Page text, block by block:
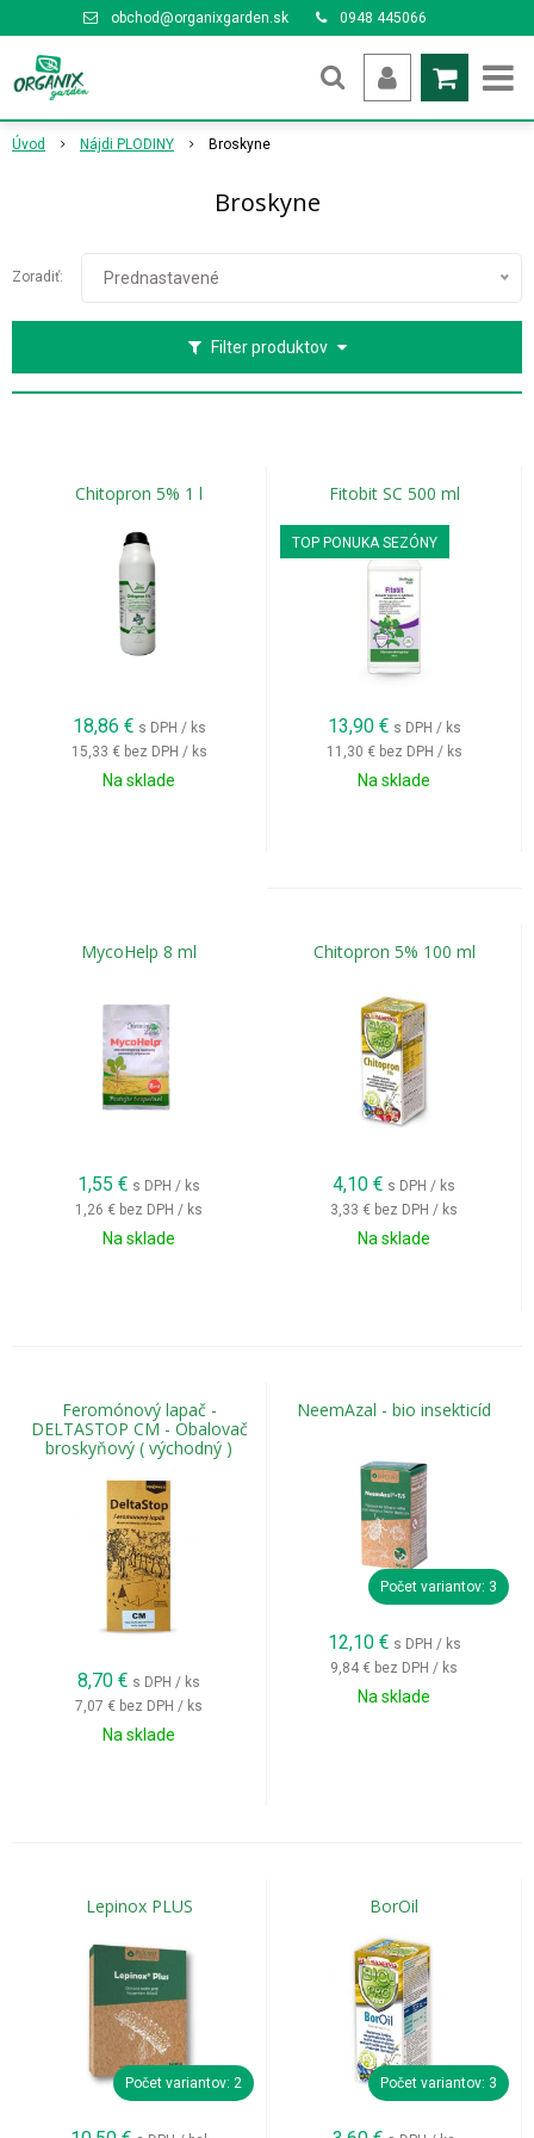
obchod@organixgarden.sk 0948 445066
Úvod Nájdi PLODINY Broskyne
Broskyne
Filter produktov
Zoradiť: Prednastavené
Chitopron 5% 1 l
18,86 € s DPH / ks
15,33 € bez DPH / ks
Na sklade
Fitobit SC 500 ml
TOP PONUKA SEZÓNY
13,90 € s DPH / ks
11,30 € bez DPH / ks
Na sklade
MycoHelp 8 ml
1,55 € s DPH / ks
1,26 € bez DPH / ks
Na sklade
Chitopron 5% 100 ml
4,10 € s DPH / ks
3,33 € bez DPH / ks
Na sklade
Feromónový lapač -
DELTASTOP CM - Obalovač
broskyňový ( východný )
8,70 € s DPH / ks
7,07 € bez DPH / ks
Na sklade
NeemAzal - bio insekticíd
Počet variantov: 3
12,10 € s DPH / ks
9,84 € bez DPH / ks
Na sklade
Lepinox PLUS
Počet variantov: 2
BorOil
Počet variantov: 3